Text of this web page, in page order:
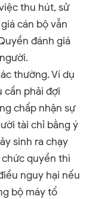
thu hút, sử
cán bộ vẫn
đánh giá
thường. Ví dụ
cần phải đợi
chấp nhận sự
tài chỉ bằng ý
sinh ra chạy
quyền thì
nguy hại nếu
bộ máy tổ